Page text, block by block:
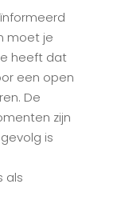
moet je
heeft dat
een open
De
zijn
is
als